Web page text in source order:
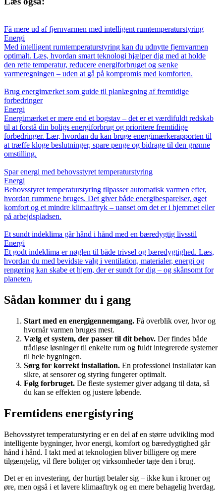
Få mere ud af fjernvarmen med intelligent rumtemperaturstyring
Energi
Med intelligent rumtemperaturstyring kan du udnytte fjernvarmen
optimalt. Læs, hvordan smart teknologi hjælper dig med at holde
den rette temperatur, reducere energiforbruget og sænke
varmeregningen – uden at gå på kompromis med komforten.
Brug energimærket som guide til planlægning af fremtidige
forbedringer
Energi
Energimærket er mere end et bogstav – det er et værdifuldt redskab
til at forstå din boligs energiforbrug og prioritere fremtidige
forbedringer. Lær, hvordan du kan bruge energimærkerapporten til
at træffe kloge beslutninger, spare penge og bidrage til den grønne
omstilling.
Spar energi med behovsstyret temperaturstyring
Energi
Behovsstyret temperaturstyring tilpasser automatisk varmen efter,
hvordan rummene bruges. Det giver både energibesparelser, øget
komfort og et mindre klimaaftryk – uanset om det er i hjemmet eller
på arbejdspladsen.
Et sundt indeklima går hånd i hånd med en bæredygtig livsstil
Energi
Et godt indeklima er nøglen til både trivsel og bæredygtighed. Læs,
hvordan du med bevidste valg i ventilation, materialer, energi og
rengøring kan skabe et hjem, der er sundt for dig – og skånsomt for
planeten.
Sådan kommer du i gang
Start med en energigennemgang. Få overblik over, hvor og
hvornår varmen bruges mest.
Vælg et system, der passer til dit behov. Der findes både
trådløse løsninger til enkelte rum og fuldt integrerede systemer
til hele bygningen.
Sørg for korrekt installation. En professionel installatør kan
sikre, at sensorer og styring fungerer optimalt.
Følg forbruget. De fleste systemer giver adgang til data, så
du kan se effekten og justere løbende.
Fremtidens energistyring
Behovsstyret temperaturstyring er en del af en større udvikling mod
intelligente bygninger, hvor energi, komfort og bæredygtighed går
hånd i hånd. I takt med at teknologien bliver billigere og mere
tilgængelig, vil flere boliger og virksomheder tage den i brug.
Det er en investering, der hurtigt betaler sig – ikke kun i kroner og
øre, men også i et lavere klimaaftryk og en mere behagelig hverdag.